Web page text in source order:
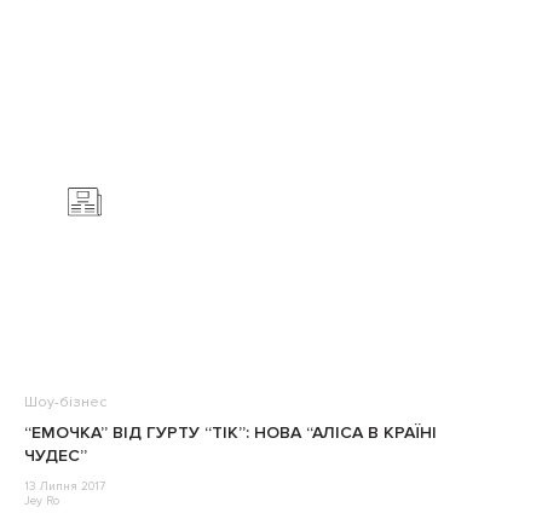
Шоу-бізнес
“ЕМОЧКА” ВІД ГУРТУ “ТІК”: НОВА “АЛІСА В КРАЇНІ
ЧУДЕС”
13 Липня 2017
Jey Ro